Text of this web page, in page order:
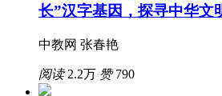
长”汉字基因，探寻中华文
中教网 张春艳
阅读2.2万 赞790